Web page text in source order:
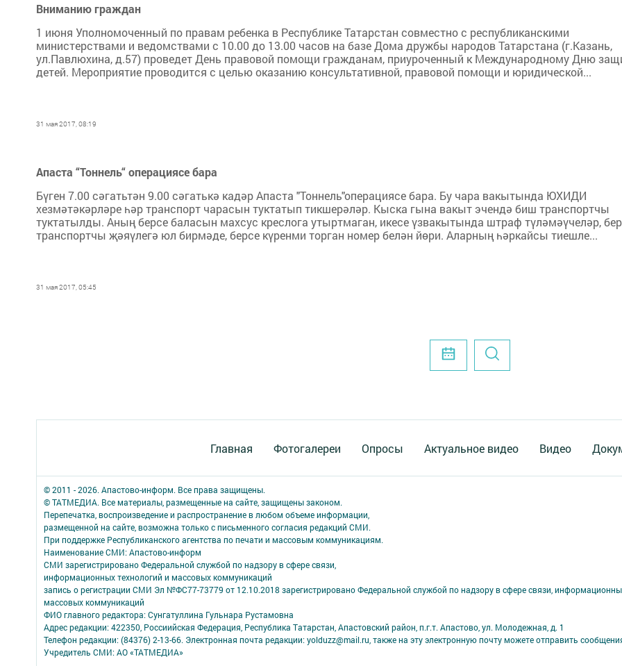
Вниманию граждан
1 июня Уполномоченный по правам ребенка в Республике Татарстан совместно с республиканскими
министерствами и ведомствами с 10.00 до 13.00 часов на базе Дома дружбы народов Татарстана (г.Казань,
ул.Павлюхина, д.57) проведет День правовой помощи гражданам, приуроченный к Международному Дню
детей. Мероприятие проводится с целью оказанию консультативной, правовой помощи и юридической...
31 мая 2017, 08:19
Апаста “Тоннель“ операциясе бара
Бүген 7.00 сәгатьтән 9.00 сәгатькә кадәр Апаста "Тоннель"операциясе бара. Бу чара вакытында ЮХИДИ
хезмәтәкәрләре һәр транспорт чарасын туктатып тикшерәләр. Кыска гына вакыт эчендә биш транспортчы
туктатылды. Аның берсе баласын махсус креслога утыртмаган, икесе үзвакытында штраф түләмәүчеләр, бер
транспортчы җәяүлегә юл бирмәде, берсе күренми торган номер белән йөри. Аларның һәркайсы тиешле...
31 мая 2017, 05:45
Главная Фотогалереи Опросы Актуальное видео Видео
© 2011 - 2026. Апастово-информ. Все права защищены.
© ТАТМЕДИА. Все материалы, размещенные на сайте, защищены законом.
Перепечатка, воспроизведение и распространение в любом объеме информации,
размещенной на сайте, возможна только с письменного согласия редакций СМИ.
При поддержке Республиканского агентства по печати и массовым коммуникациям.
Наименование СМИ: Апастово-информ
СМИ зарегистрировано Федеральной службой по надзору в сфере связи,
информационных технологий и массовых коммуникаций
запись о регистрации СМИ Эл №ФС77-73779 от 12.10.2018 зарегистрировано Федеральной службой по надзору в сфере связи,
массовых коммуникаций
ФИО главного редактора: Сунгатуллина Гульнара Рустамовна
Адрес редакции: 422350, Россиийская Федерация, Республика Татарстан, Апастовский район, п.г.т. Апастово, ул. Молодежная, д. 1
Телефон редакции: (84376) 2-13-66. Электронная почта редакции: yolduzz@mail.ru, также на эту электронную почту можете отправить
Учредитель СМИ: АО «ТАТМЕДИА»